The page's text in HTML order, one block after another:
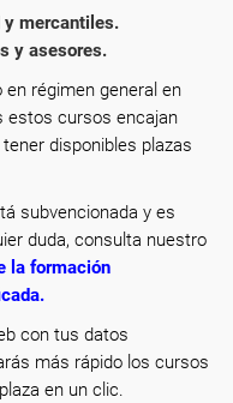
y mercantiles.
y asesores.
régimen general en
estos cursos encajan
disponibles plazas
subvencionada y es
duda, consulta nuestro
la formación
.
con tus datos
más rápido los cursos
en un clic.